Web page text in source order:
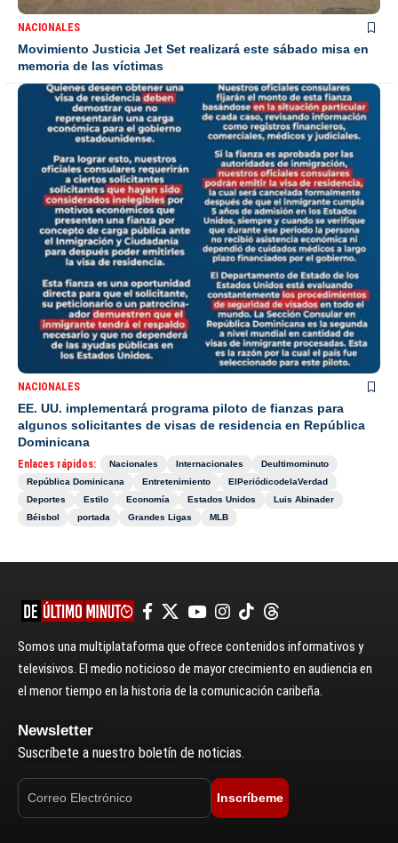
NACIONALES
Movimiento Justicia Jet Set realizará este sábado misa en
memoria de las víctimas
NACIONALES
EE. UU. implementará programa piloto de fianzas para
algunos solicitantes de visas de residencia en República
Dominicana
Enlaces rápidos: Nacionales Internacionales
Deultimominuto
República Dominicana
Entretenimiento
ElPeriódicodelaVerdad
Deportes
Estilo Economía Estados Unidos
Luis Abinader
Béisbol
portada Grandes Ligas MLB
Somos una multiplataforma que ofrece contenidos informativos y
televisivos. El medio noticioso de mayor crecimiento en audiencia en
el menor tiempo en la historia de la comunicación caribeña.
Newsletter
Suscríbete a nuestro boletín de noticias.
Inscríbeme